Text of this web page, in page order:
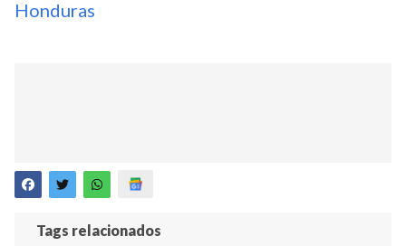
Honduras
Tags relacionados